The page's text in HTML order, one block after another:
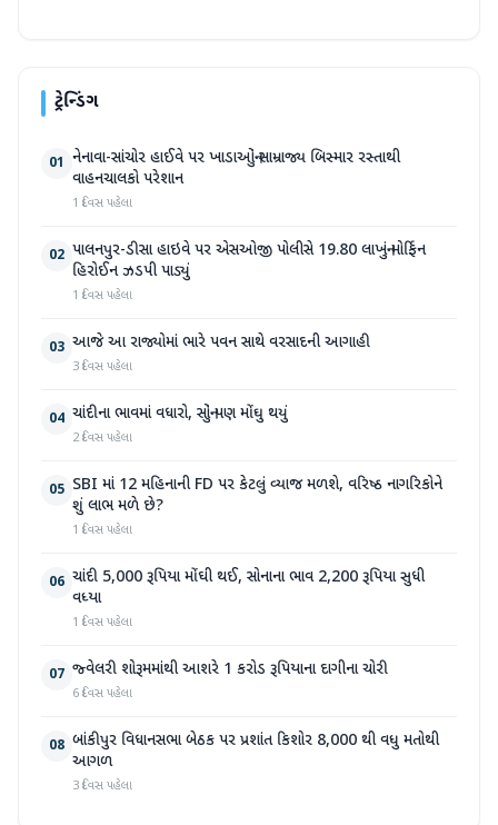
ટ્રેન્ડિંગ
01 નેનાવા-સાંચોર હાઈવે પર ખાડાઓનું સામ્રાજ્ય બિસ્માર રસ્તાથી
વાહનચાલકો પરેશાન
1 દિવસ પહેલા
02 પાલનપુર-ડીસા હાઇવે પર એસઓજી પોલીસે 19.80 લાખનું મોર્ફિન
હિરોઈન ઝડપી પાડ્યું
1 દિવસ પહેલા
03 આજે આ રાજ્યોમાં ભારે પવન સાથે વરસાદની આગાહી
3 દિવસ પહેલા
04 ચાંદીના ભાવમાં વધારો, સોનું પણ મોંઘુ થયું
2 દિવસ પહેલા
05 SBI માં 12 મહિનાની FD પર કેટલું વ્યાજ મળશે, વરિષ્ઠ નાગરિકોને
શું લાભ મળે છે?
1 દિવસ પહેલા
06 ચાંદી 5,000 રૂપિયા મોંઘી થઈ, સોનાના ભાવ 2,200 રૂપિયા સુધી
વધ્યા
1 દિવસ પહેલા
07 જ્વેલરી શોરૂમમાંથી આશરે 1 કરોડ રૂપિયાના દાગીના ચોરી
6 દિવસ પહેલા
08 બાંકીપુર વિધાનસભા બેઠક પર પ્રશાંત કિશોર 8,000 થી વધુ મતોથી
આગળ
3 દિવસ પહેલા